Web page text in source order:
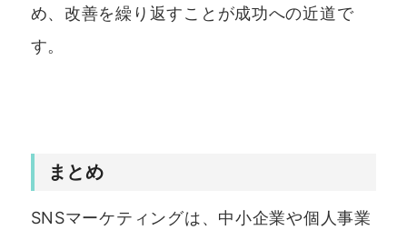
め、改善を繰り返すことが成功への近道で
す。
まとめ
SNSマーケティングは、中小企業や個人事業